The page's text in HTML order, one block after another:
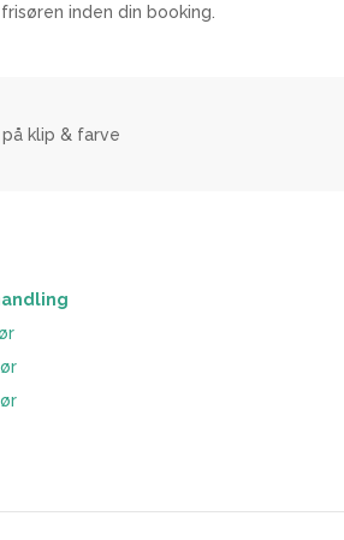
inden din booking.
klip & farve